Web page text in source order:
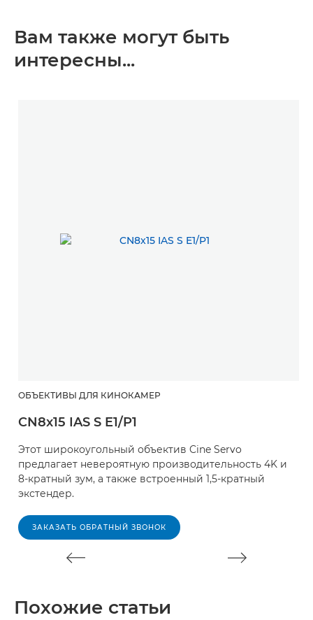
Вам также могут быть
интересны...
ОБЪЕКТИВЫ ДЛЯ КИНОКАМЕР
CN8x15 IAS S E1/P1
Этот широкоугольный объектив Cine Servo
предлагает невероятную производительность 4K и
8-кратный зум, а также встроенный 1,5-кратный
экстендер.
ЗАКАЗАТЬ ОБРАТНЫЙ ЗВОНОК
Похожие статьи